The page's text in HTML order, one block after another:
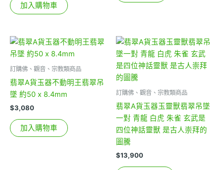
加入購物車
訂購佛、觀音、宗教類商品
翡翠A貨玉器不動明王翡翠吊
墜 約50 x 8.4mm
$3,080
加入購物車
訂購佛、觀音、宗教類商品
翡翠A貨玉器玉靈獸翡翠吊墜
一對 青龍 白虎 朱雀 玄武是
四位神話靈獸 是古人崇拜的
圖騰
$13,900